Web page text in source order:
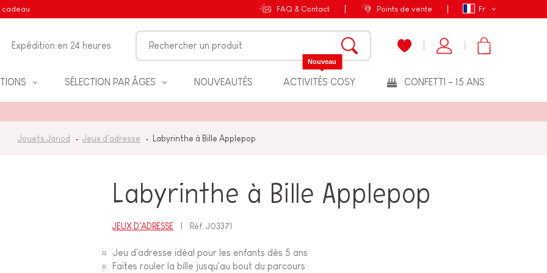
Fr
cadeau FAQ & Contact Points de vente
Expédition en 24 heures
SÉLECTION PAR ÂGES NOUVEAUTÉS ACTIVITÉS COSY
Nouveau
CONFETTI - 15 ANS
Jouets Janod Jeux d'adresse Labyrinthe à Bille Applepop
Labyrinthe à Bille Applepop
JEUX D'ADRESSE Réf.J03371
Jeu d'adresse idéal pour les enfants dès 5 ans
Faites rouler la bille jusqu'au bout du parcours